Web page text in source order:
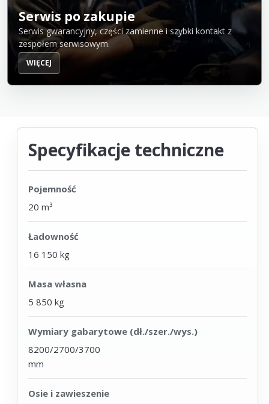
Serwis po zakupie
Serwis gwarancyjny, części zamienne i szybki kontakt z
zespołem serwisowym.
WIĘCEJ
Specyfikacje techniczne
Pojemność
20 m³
Ładowność
16 150 kg
Masa własna
5 850 kg
Wymiary gabarytowe (dł./szer./wys.)
8200/2700/3700
mm
Osie i zawieszenie